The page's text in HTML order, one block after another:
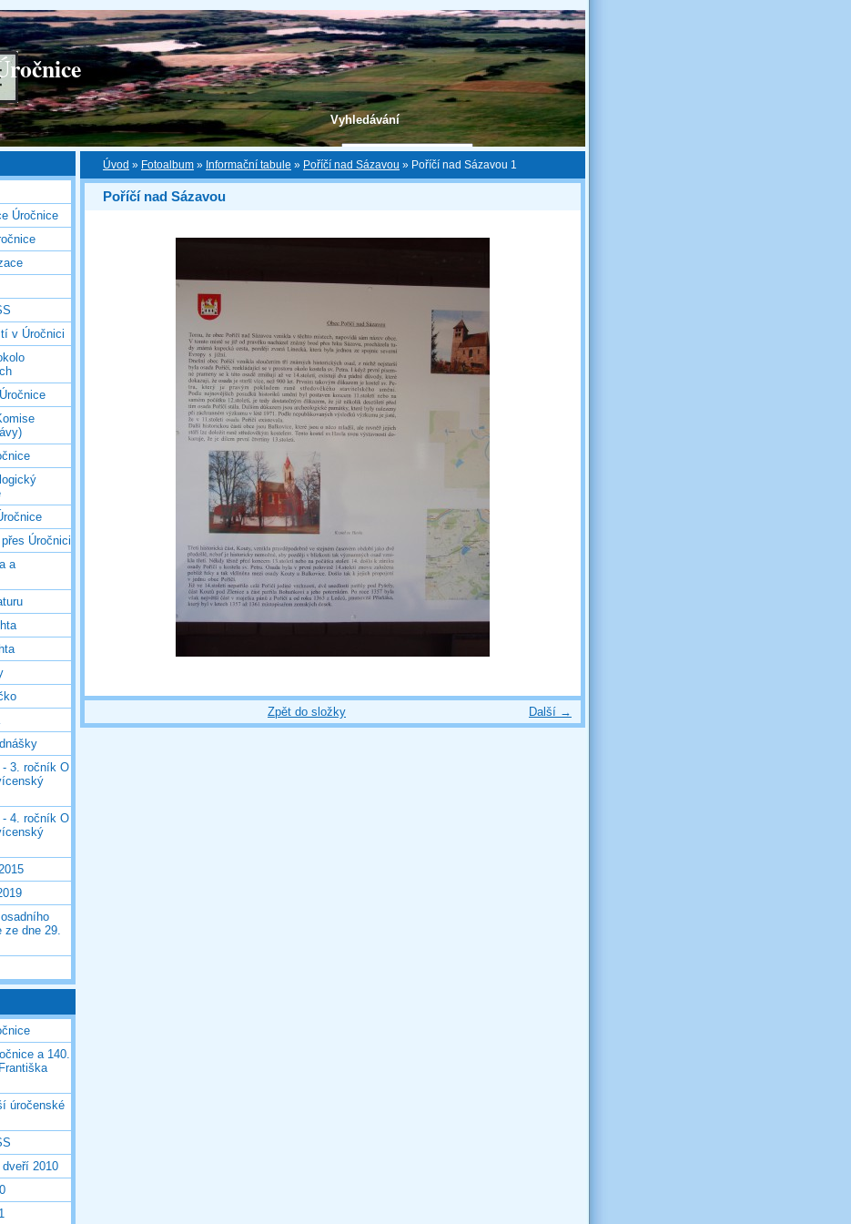
Vyhledávání
Úvod » Fotoalbum » Informační tabule » Poříčí nad Sázavou » Poříčí nad Sázavou 1
Poříčí nad Sázavou
Další →
Zpět do složky
Úročnice
v Úročnici
Úročnici
a
3. ročník O
4. ročník O
ze dne 29.
a 140.
úročenské
2010